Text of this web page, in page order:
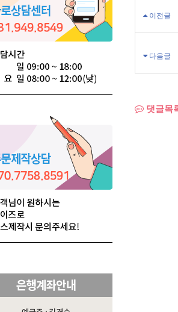
이전글
다음글
댓글목